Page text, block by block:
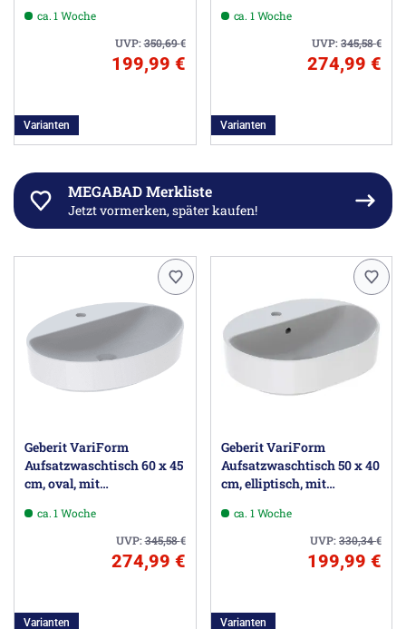
ca. 1 Woche
UVP:350,69€
199,99 €
Varianten
ca. 1 Woche
UVP:345,58€
274,99 €
Varianten
MEGABAD Merkliste
Jetzt vormerken, später kaufen!
Geberit VariForm
Aufsatzwaschtisch 60 x 45
cm, oval, mit
ca. 1 Woche
UVP:345,58€
274,99 €
Varianten
Geberit VariForm
Aufsatzwaschtisch 50 x 40
cm, elliptisch, mit
ca. 1 Woche
UVP:330,34€
199,99 €
Varianten